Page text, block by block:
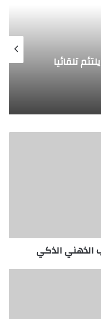
أعماق البحار
الذهني الذكي